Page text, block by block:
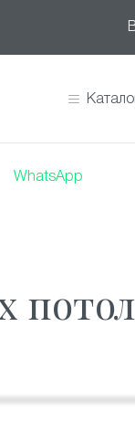
WhatsApp